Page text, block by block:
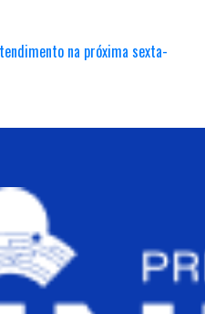
na próxima sexta-